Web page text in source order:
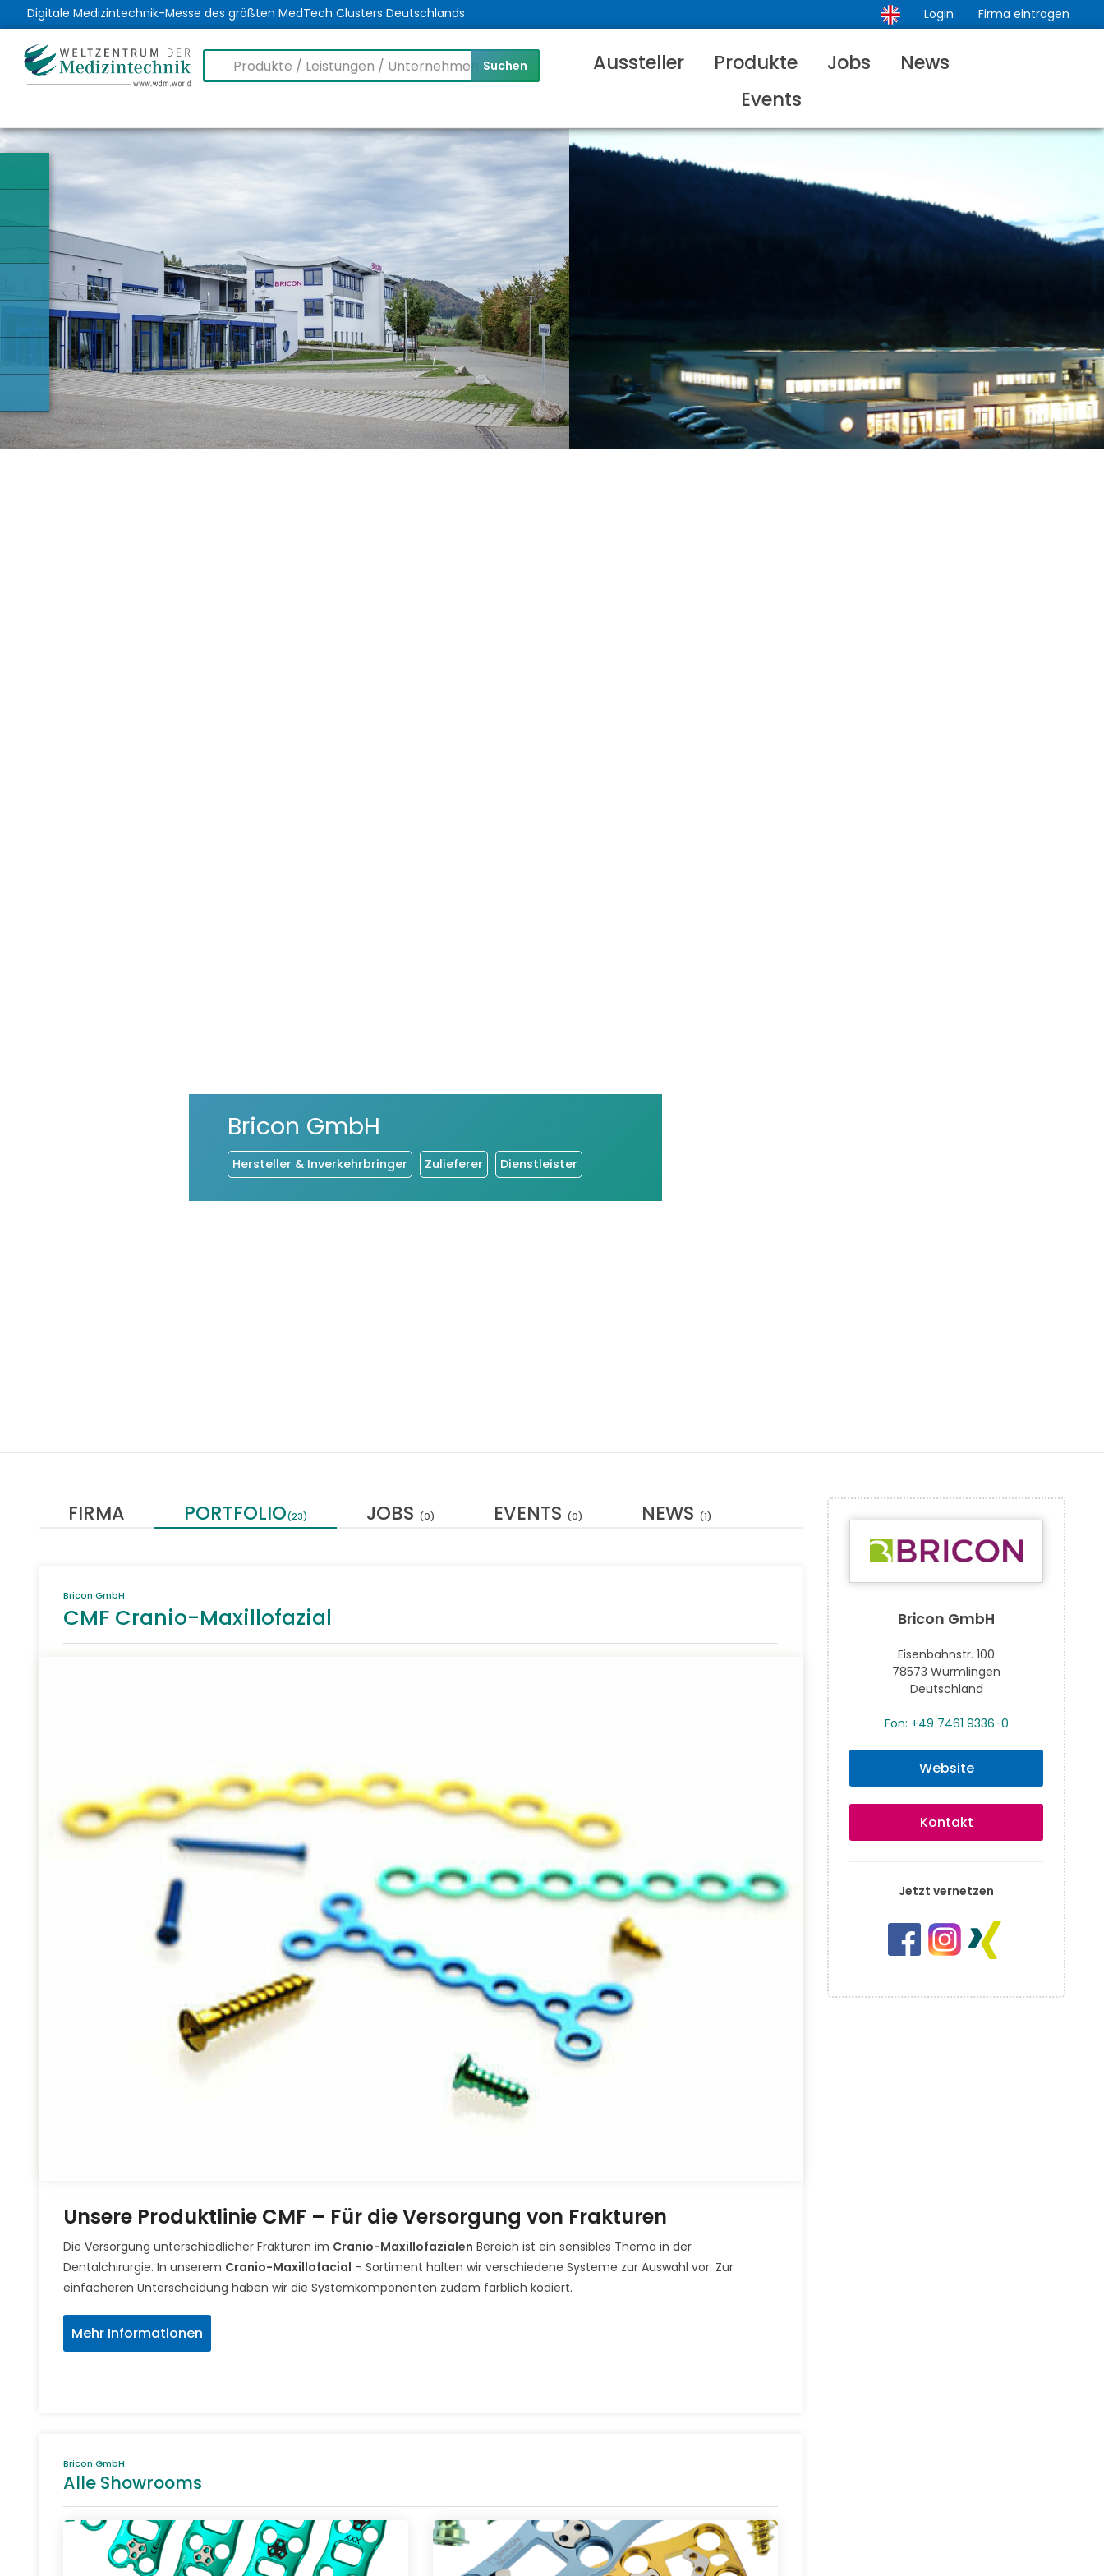
Digitale Medizintechnik-Messe des größten MedTech Clusters Deutschlands Login Firma eintragen
Aussteller Produkte Jobs
News
Events
Bricon GmbH
Hersteller & Inverkehrbringer Zulieferer Dienstleister
FIRMA PORTFOLIO(23) JOBS (0) EVENTS (0) NEWS (1)
Bricon GmbH
CMF Cranio-Maxillofazial
Unsere Produktlinie CMF – Für die Versorgung von Frakturen
Die Versorgung unterschiedlicher Frakturen im Cranio-Maxillofazialen Bereich ist ein sensibles Thema in der
Dentalchirurgie. In unserem Cranio-Maxillofacial – Sortiment halten wir verschiedene Systeme zur Auswahl vor. Zur
einfacheren Unterscheidung haben wir die Systemkomponenten zudem farblich kodiert.
Mehr Informationen
Bricon GmbH
Alle Showrooms
Bricon GmbH
Eisenbahnstr. 100
78573 Wurmlingen
Deutschland
Fon: +49 7461 9336-0
Website
Kontakt
Jetzt vernetzen